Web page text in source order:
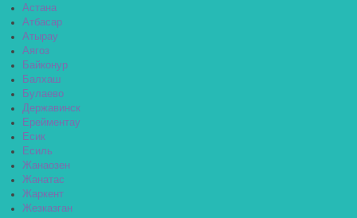
Астана
Атбасар
Атырау
Аягоз
Байконур
Балхаш
Булаево
Державинск
Ерейментау
Есик
Есиль
Жанаозен
Жанатас
Жаркент
Жезказган